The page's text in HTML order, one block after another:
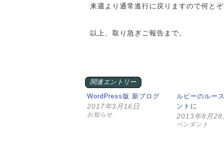
来週より通常進行に戻りますので何と
以上、取り急ぎご報告まで。
関連エントリー
WordPress版 新ブログ
2017年3月16日
お知らせ
ルビーのルー
ントに
2013年8月28
ペンダント